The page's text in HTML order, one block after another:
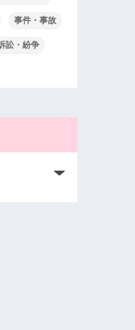
事件・事故
訟・紛争